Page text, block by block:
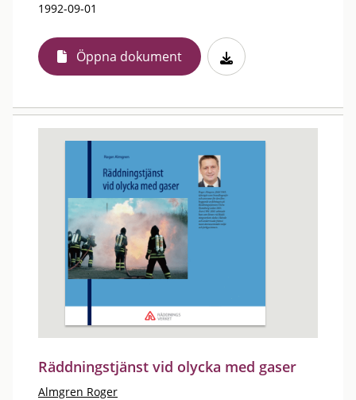
1992-09-01
Öppna dokument
Räddningstjänst vid olycka med gaser
Almgren Roger